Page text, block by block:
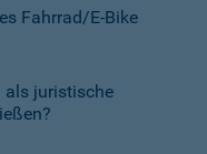
Fahrrad/E-Bike
als juristische